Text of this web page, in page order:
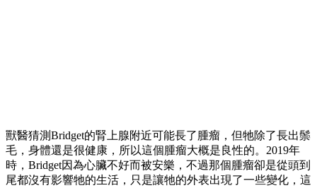
獸醫猜測Bridget的腎上腺附近可能長了腫瘤，但牠除了長出鬃
毛，身體還是很健康，所以這個腫瘤大概是良性的。2019年
時，Bridget因為心臟不好而被安樂，不過那個腫瘤卻是從頭到
尾都沒有影響牠的生活，只是讓牠的外表出現了一些變化，這